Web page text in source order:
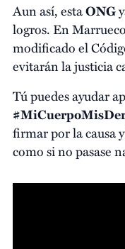
Aun así, estaONG
logros. En
modificado el
evitarán la justicia
Tú puedes ayudar
firmar por la causa
como si no pasase